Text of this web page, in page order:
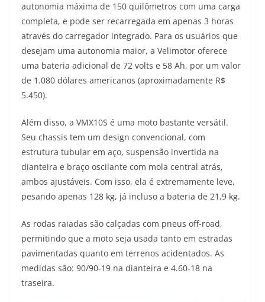
autonomia máxima de 150 quilômetros com uma carga
completa, e pode ser recarregada em apenas 3 horas
através do carregador integrado. Para os usuários que
desejam uma autonomia maior, a Velimotor oferece
uma bateria adicional de 72 volts e 58 Ah, por um valor
de 1.080 dólares americanos (aproximadamente R$
5.450).
Além disso, a VMX10S é uma moto bastante versátil.
Seu chassis tem um design convencional, com
estrutura tubular em aço, suspensão invertida na
dianteira e braço oscilante com mola central atrás,
ambos ajustáveis. Com isso, ela é extremamente leve,
pesando apenas 128 kg, já incluso a bateria de 21,9 kg.
As rodas raiadas são calçadas com pneus off-road,
permitindo que a moto seja usada tanto em estradas
pavimentadas quanto em terrenos acidentados. As
medidas são: 90/90-19 na dianteira e 4.60-18 na
traseira.